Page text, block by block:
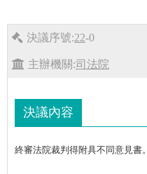
決議序號:22-0
主辦機關:司法院
決議內容
終審法院裁判得附具不同意見書。